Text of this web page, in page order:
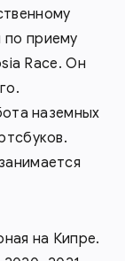
приему
Race. Он
наземных
на Кипре.